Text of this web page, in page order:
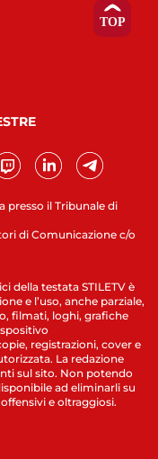
presso il Tribunale di
di Comunicazione c/o
della testata STILETV è
e l’uso, anche parziale,
filmati, loghi, grafiche
registrazioni, cover e
La redazione
sul sito. Non potendo
ad eliminarli su
e oltraggiosi.